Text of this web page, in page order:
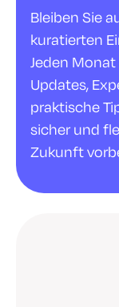
Bleiben Sie
kuratierten
Jeden
Updates,
praktische
sicher und
Zukunft